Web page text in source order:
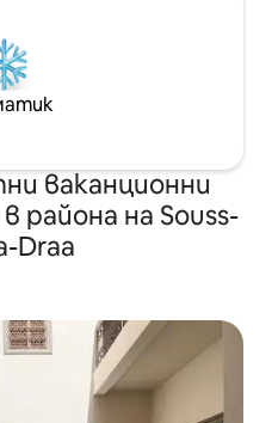
ваканционни
района на Souss-
Draa